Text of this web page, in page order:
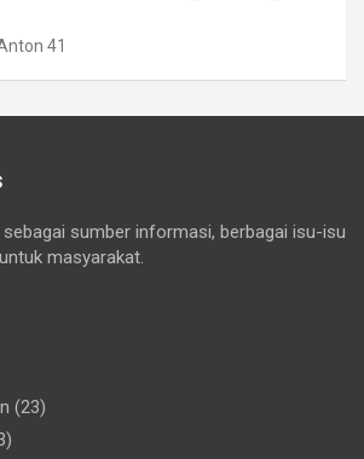
41
sumber informasi, berbagai isu-isu
masyarakat.
(23)